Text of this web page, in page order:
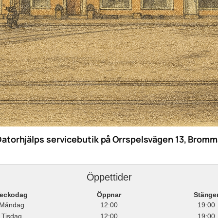
servicebutik på Orrspelsvägen 13,
Öppettider
Öppnar
12:00
19:00
Tisdag
12:00 19:00